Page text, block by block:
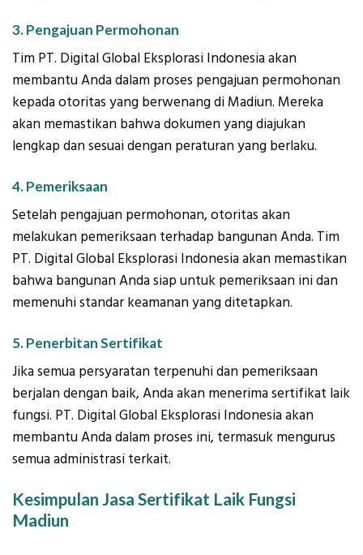
3. Pengajuan Permohonan
Tim PT. Digital Global Eksplorasi Indonesia akan
membantu Anda dalam proses pengajuan permohonan
kepada otoritas yang berwenang di Madiun. Mereka
akan memastikan bahwa dokumen yang diajukan
lengkap dan sesuai dengan peraturan yang berlaku.
4. Pemeriksaan
Setelah pengajuan permohonan, otoritas akan
melakukan pemeriksaan terhadap bangunan Anda. Tim
PT. Digital Global Eksplorasi Indonesia akan memastikan
bahwa bangunan Anda siap untuk pemeriksaan ini dan
memenuhi standar keamanan yang ditetapkan.
5. Penerbitan Sertifikat
Jika semua persyaratan terpenuhi dan pemeriksaan
berjalan dengan baik, Anda akan menerima sertifikat laik
fungsi. PT. Digital Global Eksplorasi Indonesia akan
membantu Anda dalam proses ini, termasuk mengurus
semua administrasi terkait.
Kesimpulan Jasa Sertifikat Laik Fungsi
Madiun